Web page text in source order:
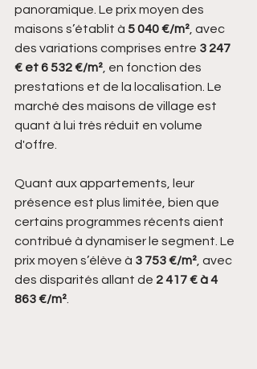
panoramique. Le prix moyen des
maisons s’établit à 5 040 €/m² , avec
des variations comprises entre 3 247
€ et 6 532 €/m² , en fonction des
prestations et de la localisation. Le
marché des maisons de village est
quant à lui très réduit en volume
d'offre.
Quant aux appartements, leur
présence est plus limitée, bien que
certains programmes récents aient
contribué à dynamiser le segment. Le
prix moyen s’élève à 3 753 €/m² , avec
des disparités allant de 2 417 € à 4
863 €/m²